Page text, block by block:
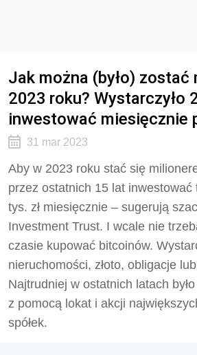
Jak można (było) zostać
2023 roku? Wystarczyło
inwestować miesięcznie
31 mar 2023
Aby w 2023 roku stać się
przez ostatnich 15 lat inwestować
tys. zł miesięcznie – sugerują
Investment Trust. I wcale nie
czasie kupować bitcoinów.
nieruchomości, złoto, obligacje
Najtrudniej w ostatnich latach
z pomocą lokat i akcji
spółek.